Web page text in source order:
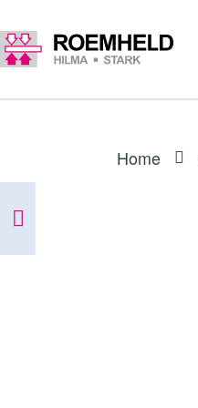
Home